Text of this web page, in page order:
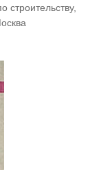
строительству,